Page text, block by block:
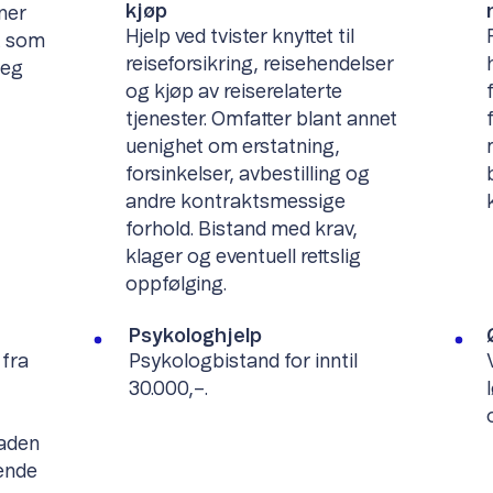
som
kjøp
Hjelp ved tvister knyttet til
reiseforsikring, reisehendelser
og kjøp av reiserelaterte
tjenester. Omfatter blant annet
uenighet om erstatning,
forsinkelser, avbestilling og
andre kontraktsmessige
forhold. Bistand med krav,
klager og eventuell rettslig
oppfølging.
fra
Psykologhjelp
Psykologbistand for inntil
30.000,–.